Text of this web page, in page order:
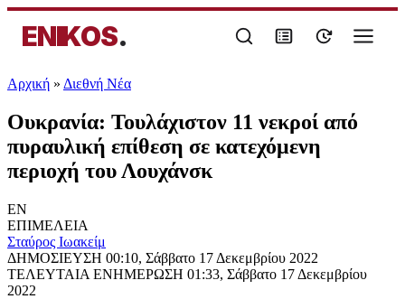
ENIKOS.
Αρχική » Διεθνή Νέα
Ουκρανία: Τουλάχιστον 11 νεκροί από
πυραυλική επίθεση σε κατεχόμενη
περιοχή του Λουχάνσκ
EN
ΕΠΙΜΕΛΕΙΑ
Σταύρος Ιωακείμ
ΔΗΜΟΣΙΕΥΣΗ 00:10, Σάββατο 17 Δεκεμβρίου 2022
ΤΕΛΕΥΤΑΙΑ ΕΝΗΜΕΡΩΣΗ 01:33, Σάββατο 17 Δεκεμβρίου
2022